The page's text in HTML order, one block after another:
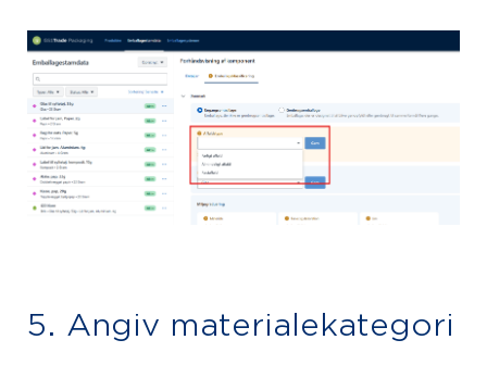
5. Angiv materialekategori